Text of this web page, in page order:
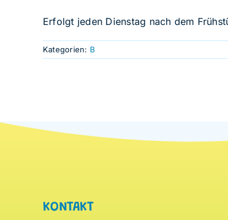
Erfolgt jeden Dienstag nach dem
Kategorien: B
KONTAKT